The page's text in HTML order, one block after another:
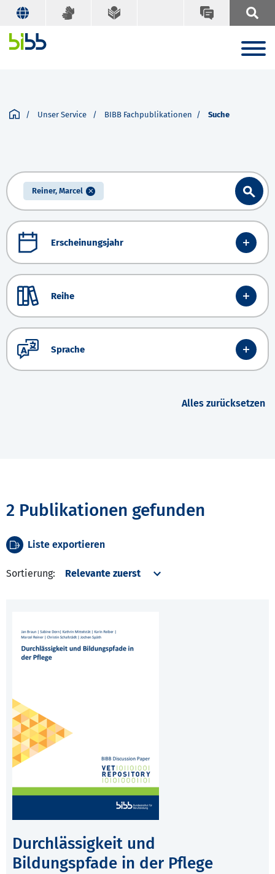
Unser Service BIBB Fachpublikationen Suche
Reiner, Marcel
Erscheinungsjahr
Reihe
Sprache
Alles zurücksetzen
2 Publikationen gefunden
Liste exportieren
Sortierung:
Durchlässigkeit und
Bildungspfade in der Pflege